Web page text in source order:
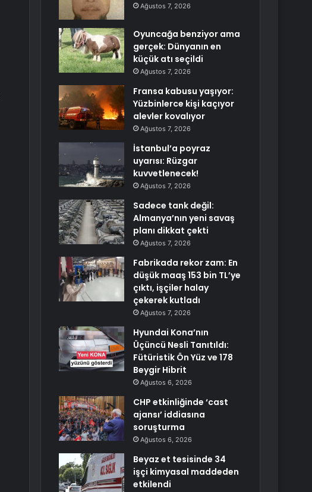
Ağustos 7, 2026
Oyuncağa benziyor ama
gerçek: Dünyanın en
küçük atı seçildi
Ağustos 7, 2026
Fransa kabusu yaşıyor:
Yüzbinlerce kişi kaçıyor
alevler kovalıyor
Ağustos 7, 2026
İstanbul’a poyraz
uyarısı: Rüzgar
kuvvetlenecek!
Ağustos 7, 2026
Sadece tank değil:
Almanya’nın yeni savaş
planı dikkat çekti
Ağustos 7, 2026
Fabrikada rekor zam: En
düşük maaş 153 bin TL’ye
çıktı, işçiler halay
çekerek kutladı
Ağustos 7, 2026
Hyundai Kona’nın
Üçüncü Nesli Tanıtıldı:
Fütüristik Ön Yüz ve 178
Beygir Hibrit
Ağustos 6, 2026
CHP etkinliğinde ‘cast
ajansı’ iddiasına
soruşturma
Ağustos 6, 2026
Beyaz et tesisinde 34
işçi kimyasal maddeden
etkilendi